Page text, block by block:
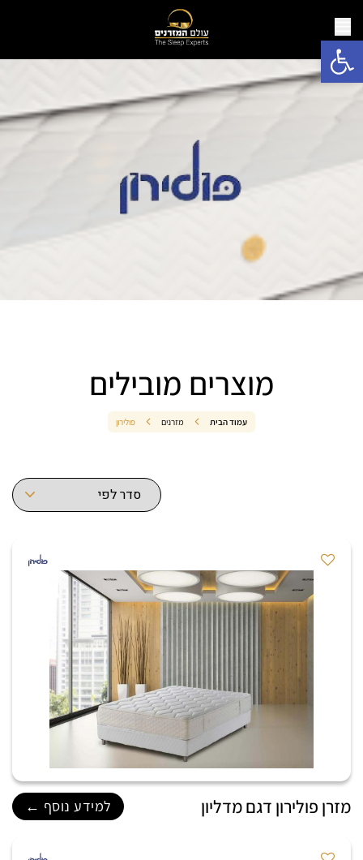
פתח סרגל נגישות
מוצרים מובילים
עמוד הבית מזרנים פולירון
מזרן פולירון דגם מדליון למידע נוסף ←